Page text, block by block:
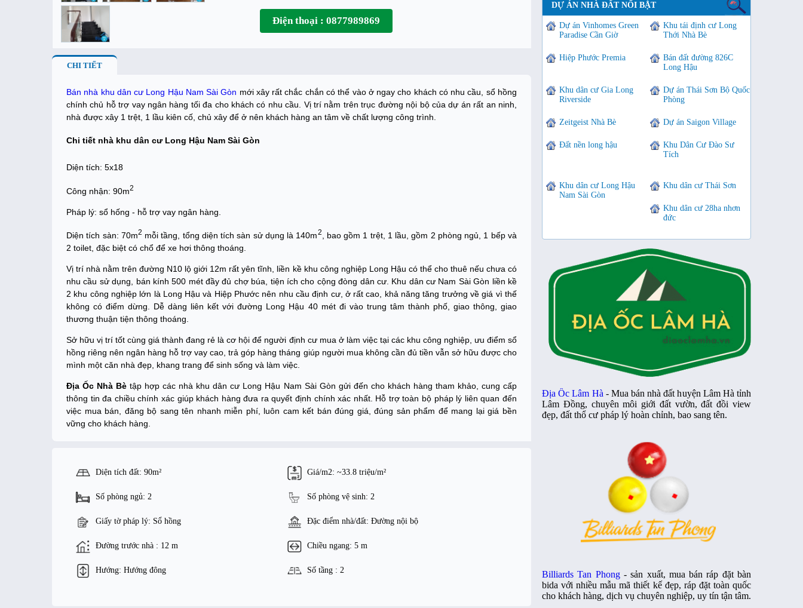
Điện thoại : 0877989869
CHI TIẾT
Bán nhà khu dân cư Long Hậu Nam Sài Gòn mới xây rất chắc chắn có thể vào ở ngay cho khách có nhu cầu, sổ hồng
chính chủ hỗ trợ vay ngân hàng tối đa cho khách có nhu cầu. Vị trí nằm trên trục đường nội bộ của dự án rất an ninh,
nhà được xây 1 trệt, 1 lầu kiên cố, chủ xây để ở nên khách hàng an tâm về chất lượng công trình.
Chi tiết nhà khu dân cư Long Hậu Nam Sài Gòn
Diện tích: 5x18
Công nhận: 90m2
Pháp lý: sổ hống - hỗ trợ vay ngân hàng.
Diện tích sàn: 70m2 mỗi tầng, tổng diện tích sàn sử dụng là 140m2, bao gồm 1 trệt, 1 lầu, gồm 2 phòng ngủ, 1 bếp và
2 toilet, đặc biệt có chổ để xe hơi thông thoáng.
Vị trí nhà nằm trên đường N10 lộ giới 12m rất yên tĩnh, liền kề khu công nghiệp Long Hậu có thể cho thuê nếu chưa có
nhu cầu sử dụng, bán kính 500 mét đầy đủ chợ búa, tiện ích cho cộng đòng dân cư. Khu dân cư Nam Sài Gòn liền kề
2 khu công nghiệp lớn là Long Hậu và Hiệp Phước nên nhu cầu định cư, ở rất cao, khả năng tăng trưởng về giá vì thế
không có điểm dừng. Dễ dàng liên kết với đường Long Hậu 40 mét đi vào trung tâm thành phố, giao thông, giao
thương thuận tiện thông thoáng.
Sở hữu vị trí tốt cùng giá thành đang rẻ là cơ hội để người định cư mua ở làm việc tại các khu công nghiệp, ưu điểm sổ
hồng riêng nên ngân hàng hỗ trợ vay cao, trả góp hàng tháng giúp người mua không cần đủ tiền vẫn sở hữu được cho
mình một căn nhà đẹp, khang trang để sinh sống và làm việc.
Địa Ốc Nhà Bè tập hợp các nhà khu dân cư Long Hậu Nam Sài Gòn gửi đến cho khách hàng tham khảo, cung cấp
thông tin đa chiều chính xác giúp khách hàng đưa ra quyết định chính xác nhất. Hỗ trợ toàn bộ pháp lý liên quan đến
việc mua bán, đăng bộ sang tên nhanh miễn phí, luôn cam kết bán đúng giá, đúng sản phẩm để mang lại giá bền
vững cho khách hàng.
Diện tích đất: 90m² Giá/m2: ~33.8 triệu/m²
Số phòng ngủ: 2 Số phòng vệ sinh: 2
Giấy tờ pháp lý: Sổ hồng Đặc điểm nhà/đất: Đường nội bộ
Đường trước nhà : 12 m Chiều ngang: 5 m
Hướng: Hướng đông Số tầng : 2
DỰ ÁN NHÀ ĐẤT NỔI BẬT
Dự án Vinhomes Green
Paradise Cần Giờ
Khu tái định cư Long
Thới Nhà Bè
Hiệp Phước Premia
Bán đất đường 826C
Long Hậu
Khu dân cư Gia Long
Riverside
Dự án Thái Sơn Bộ Quốc
Phòng
Zeitgeist Nhà Bè Dự án Saigon Village
Đất nền long hậu
Khu Dân Cư Đào Sư
Tích
Khu dân cư Long Hậu
Nam Sài Gòn
Khu dân cư Thái Sơn
Khu dân cư 28ha nhơn
đức
Địa Ốc Lâm Hà - Mua bán nhà đất huyện Lâm Hà tỉnh
Lâm Đồng, chuyên môi giới đất vườn, đất đồi view
đẹp, đất thổ cư pháp lý hoàn chỉnh, bao sang tên.
Billiards Tan Phong- sản xuất, mua bán ráp đặt bàn
bida với nhiều mẫu mã thiết kế đẹp, ráp đặt toàn quốc
cho khách hàng, dịch vụ chuyên nghiệp, uy tín tận tâm.